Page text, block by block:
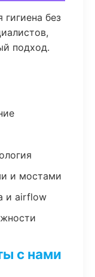
без
подход.
и мостами
и airflow
с нами